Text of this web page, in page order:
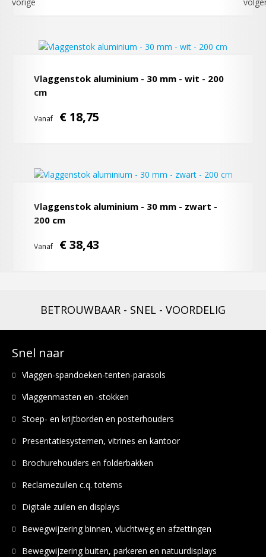
Vlaggenstok aluminium - 30 mm - wit - 200
cm
Vanaf € 18,75
Vlaggenstok aluminium - 30 mm - zwart -
200 cm
Vanaf € 38,43
BETROUWBAAR - SNEL - VOORDELIG
Snel naar
Vlaggen-spandoeken-tenten-parasols
Vlaggenmasten en -stokken
Stoep- en krijtborden en posterhouders
Presentatiesystemen, vitrines en kantoor
Brochurehouders en folderbakken
Reclamezuilen c.q. totems
Digitale zuilen en displays
Bewegwijzering binnen, vluchtweg en afzettingen
Bewegwijzering buiten, parkeren en natuurdisplays